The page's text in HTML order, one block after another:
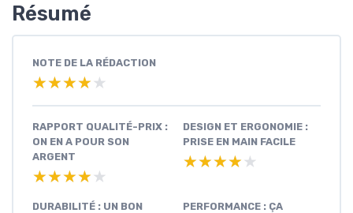
Résumé
NOTE DE LA RÉDACTION
★★★★★
★★★★★
RAPPORT QUALITÉ-PRIX :
ON EN A POUR SON
ARGENT
★★★★★
★★★★★
DESIGN ET ERGONOMIE :
PRISE EN MAIN FACILE
★★★★★
★★★★★
DURABILITÉ : UN BON
PERFORMANCE : ÇA